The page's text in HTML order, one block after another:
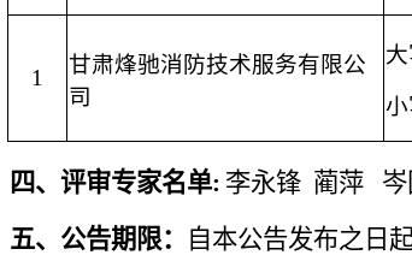
1
甘肃烽驰消防技术服务有限公
司
大
小
四、 评审专家名单: 李永锋 蔺萍
五、 公告期限： 自本公告发布之日